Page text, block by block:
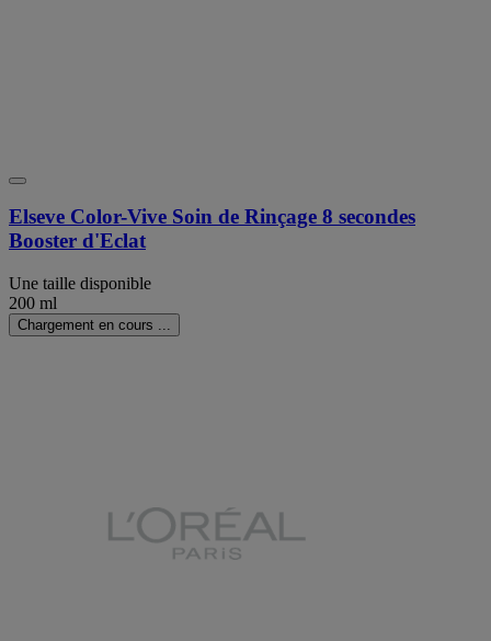
Elseve Color-Vive Soin de Rinçage 8 secondes
Booster d'Eclat
Une taille disponible
200 ml
Chargement en cours ...